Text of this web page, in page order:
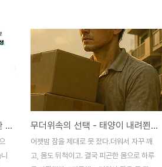
전' 개최 기간(10.8.-10.12.)까지 휴관일 없
이 개방되며, 추석 연휴 무료개방과 문화행사
에 대한 자세한 사항은 전화(무료개방: 궁능
유적본부 ☎ 02-6450-3834, 문화행사:
궁능 활용 프로그램 전화상담실 ☎ 1522-
2295) 문의하면 안내받을 수 있다고 합니
다.은평구쪽에 살아서 초등학교때 소풍을 자
주 갔던곳인데, 나이 먹어서는 처음으로 가봤
는데, 생각보다 규모가 꽤 크네요~사진같은
회사를 그만두고 싶을때 읽을만한 책 추천 도서 - 일의 철학 무더위속의 선택 - 태양이 내려쬔다. 그래도 살아야겠다.
어젯밤 잠을 제대로 못 잤다.더워서 자꾸 깨
고, 몸도 뒤척이고. 결국 피곤한 몸으로 하루